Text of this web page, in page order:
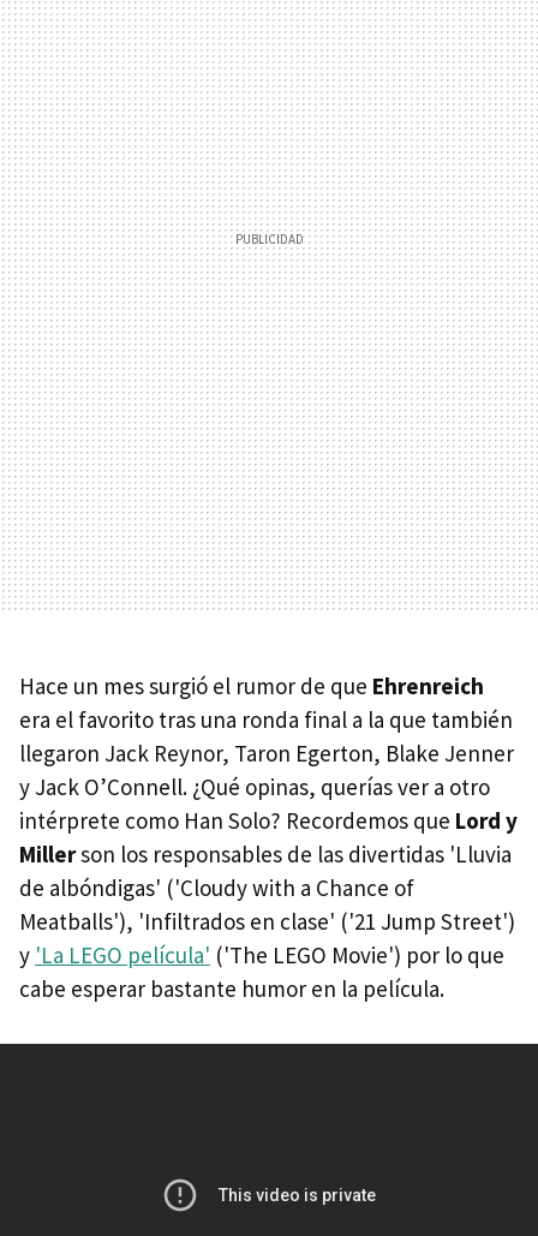
Hace un mes surgió el rumor de que Ehrenreich
era el favorito tras una ronda final a la que también
llegaron Jack Reynor, Taron Egerton, Blake Jenner
y Jack O’Connell. ¿Qué opinas, querías ver a otro
intérprete como Han Solo? Recordemos que Lord y
Millerson los responsables de las divertidas 'Lluvia
de albóndigas' ('Cloudy with a Chance of
Meatballs'), 'Infiltrados en clase' ('21 Jump Street')
y 'La LEGO película' ('The LEGO Movie') por lo que
cabe esperar bastante humor en la película.